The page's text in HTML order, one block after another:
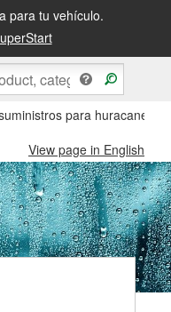
para tu vehículo.
para huracanes
View page in English